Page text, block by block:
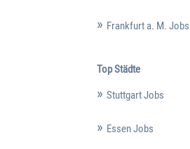
Frankfurt a. M. Jobs
Top Städte
Stuttgart Jobs
Essen Jobs